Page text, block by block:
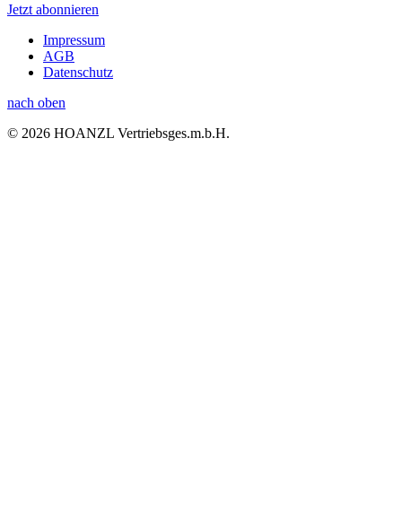
Jetzt abonnieren
Impressum
AGB
Datenschutz
nach oben
© 2026 HOANZL Vertriebsges.m.b.H.